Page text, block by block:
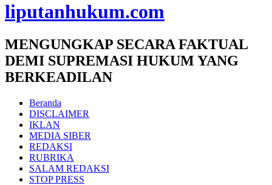
liputanhukum.com
MENGUNGKAP SECARA FAKTUAL
DEMI SUPREMASI HUKUM YANG
BERKEADILAN
Beranda
DISCLAIMER
IKLAN
MEDIA SIBER
REDAKSI
RUBRIKA
SALAM REDAKSI
STOP PRESS